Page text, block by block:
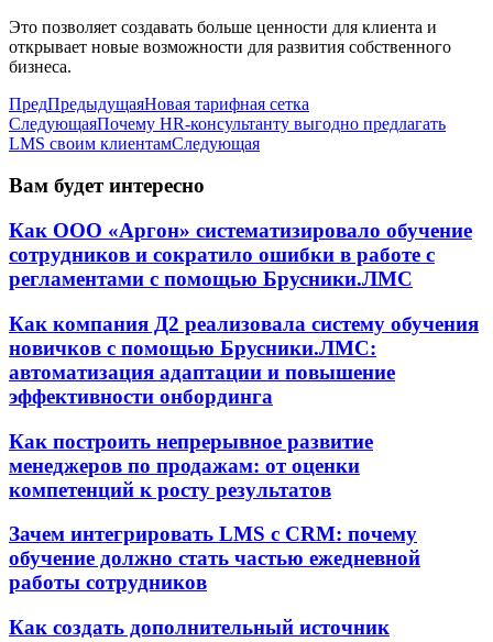
Это позволяет создавать больше ценности для клиента и
открывает новые возможности для развития собственного
бизнеса.
ПредПредыдущаяНовая тарифная сетка
СледующаяПочему HR-консультанту выгодно предлагать
LMS своим клиентамСледующая
Вам будет интересно
Как ООО «Аргон» систематизировало обучение
сотрудников и сократило ошибки в работе с
регламентами с помощью Брусники.ЛМС
Как компания Д2 реализовала систему обучения
новичков с помощью Брусники.ЛМС:
автоматизация адаптации и повышение
эффективности онбординга
Как построить непрерывное развитие
менеджеров по продажам: от оценки
компетенций к росту результатов
Зачем интегрировать LMS с CRM: почему
обучение должно стать частью ежедневной
работы сотрудников
Как создать дополнительный источник